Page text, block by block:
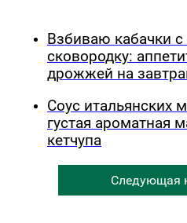
Взбиваю кабачки
сковородку:
дрожжей на
Соус итальянских
густая ароматная
кетчупа
Следующая